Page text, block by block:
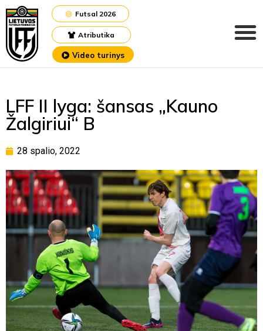
Atributika
Futsal 2026
Video turinys
LFF II lyga: šansas „Kauno
Žalgiriui“ B
28 spalio, 2022